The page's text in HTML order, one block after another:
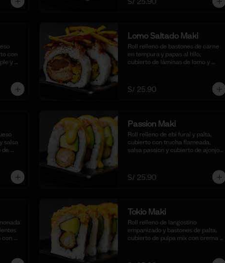
con
y
Lomo Saltado Maki
Roll relleno de bastones de carne
en tempura y papas al hilo,
cubierto de láminas de lomo y
salsa de lomo. Acompañado de
nuestra salsa shoyu. (10 cortes)
S/ 25.90
salsa
de
Passion Maki
Roll relleno de ebi furai y palta,
cubierto con trucha flameada,
salsa passion y cubierto de ajonjolí
S/ 25.90
con
Tokio Maki
Roll relleno de langostino
empanizado y bastones de palta,
cubierto de pulpa mix con crema
shoyu. (10 cortes).